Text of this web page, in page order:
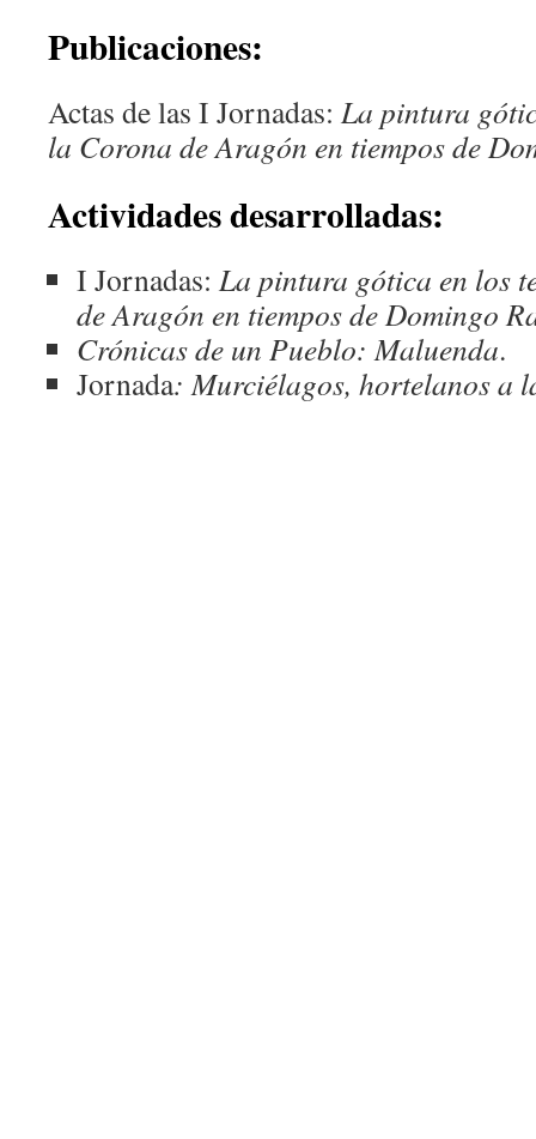
Publicaciones:
Actas de las I Jornadas: La pintura
la Corona de Aragón en tiempos de
Actividades desarrolladas:
I Jornadas: La pintura gótica en los
de Aragón en tiempos de Domingo
Crónicas de un Pueblo: Maluenda.
Jornada: Murciélagos, hortelanos a